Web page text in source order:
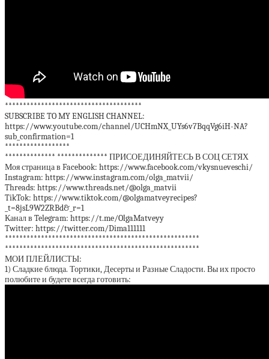
**************************************
SUBSCRIBE TO MY ENGLISH CHANNEL:
https://www.youtube.com/channel/UCHmNX_UYs6v7BqqVg6iH-NA?
sub_confirmation=1
******************
************** ************** ПРИСОЕДИНЯЙТЕСЬ В СОЦ СЕТЯХ
Моя страница в Facebook: https://www.facebook.com/vkysnueveschi/
Instagram: https://www.instagram.com/olga_matvii/
Threads: https://www.threads.net/@olga_matvii
TikTok: https://www.tiktok.com/@olgamatveyrecipes?
_t=8jsL9W2ZRBd&_r=1
Канал в Telegram: https://t.me/OlgaMatveyy
Twitter: https://twitter.com/Dima111111
******************************************************
******************************************************
МОИ ПЛЕЙЛИСТЫ:
1) Сладкие блюда. Тортики, Десерты и Разные Сладости. Вы их просто
полюбите и будете всегда готовить: